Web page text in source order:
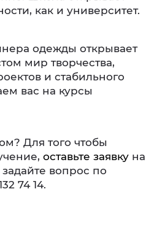
как и университет.
одежды открывает
мир творчества,
и стабильного
вас на курсы
Для того чтобы
оставьте заявку на
вопрос по
74 14.